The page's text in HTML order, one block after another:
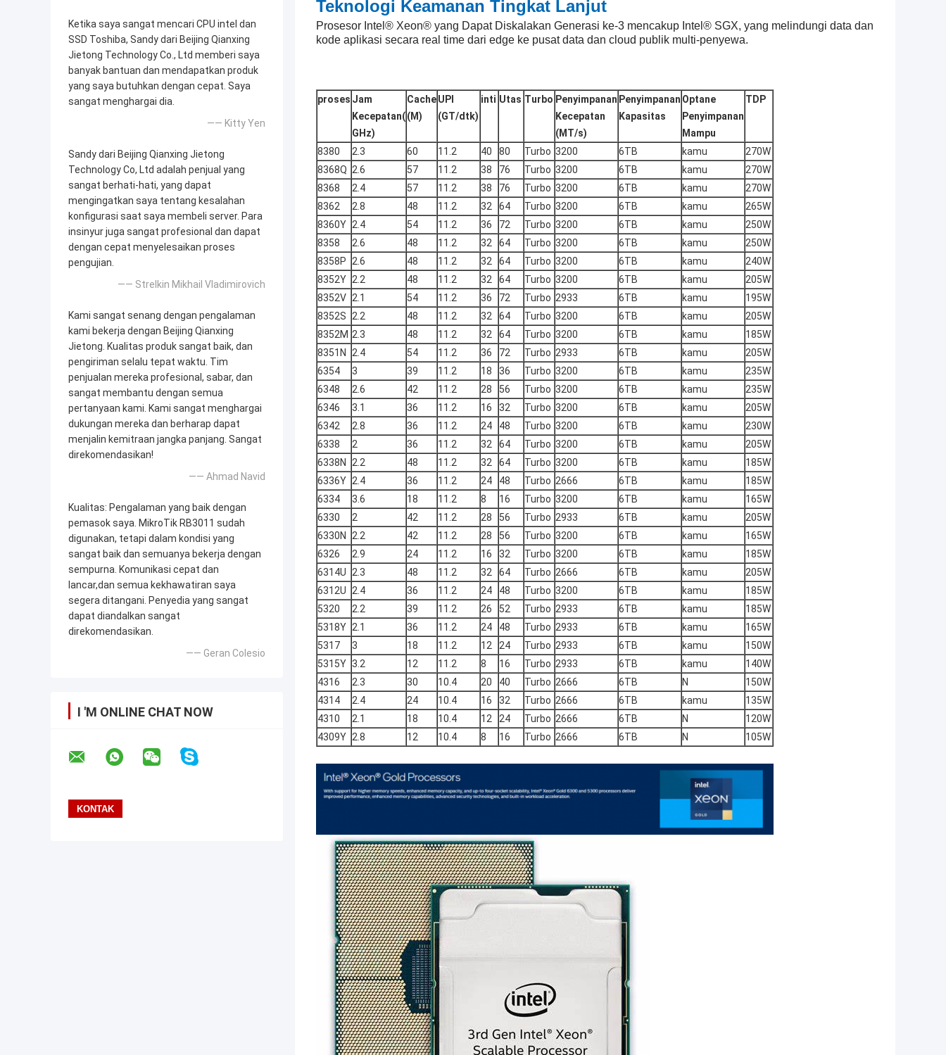
Ketika saya sangat mencari CPU intel dan
SSD Toshiba, Sandy dari Beijing Qianxing
Jietong Technology Co., Ltd memberi saya
banyak bantuan dan mendapatkan produk
yang saya butuhkan dengan cepat. Saya
sangat menghargai dia.
—— Kitty Yen
Sandy dari Beijing Qianxing Jietong
Technology Co, Ltd adalah penjual yang
sangat berhati-hati, yang dapat
mengingatkan saya tentang kesalahan
konfigurasi saat saya membeli server. Para
insinyur juga sangat profesional dan dapat
dengan cepat menyelesaikan proses
pengujian.
—— Strelkin Mikhail Vladimirovich
Kami sangat senang dengan pengalaman
kami bekerja dengan Beijing Qianxing
Jietong. Kualitas produk sangat baik, dan
pengiriman selalu tepat waktu. Tim
penjualan mereka profesional, sabar, dan
sangat membantu dengan semua
pertanyaan kami. Kami sangat menghargai
dukungan mereka dan berharap dapat
menjalin kemitraan jangka panjang. Sangat
direkomendasikan!
—— Ahmad Navid
Kualitas: Pengalaman yang baik dengan
pemasok saya. MikroTik RB3011 sudah
digunakan, tetapi dalam kondisi yang
sangat baik dan semuanya bekerja dengan
sempurna. Komunikasi cepat dan
lancar,dan semua kekhawatiran saya
segera ditangani. Penyedia yang sangat
dapat diandalkan sangat
direkomendasikan.
—— Geran Colesio
I 'M ONLINE CHAT NOW
Teknologi Keamanan Tingkat Lanjut
Prosesor Intel® Xeon® yang Dapat Diskalakan Generasi ke-3 mencakup Intel® SGX, yang melindungi data dan
kode aplikasi secara real time dari edge ke pusat data dan cloud publik multi-penyewa.
proses Jam
Kecepatan(
GHz)
Cache
(M)
UPI
(GT/dtk)
inti Utas Turbo Penyimpanan
Kecepatan
(MT/s)
Penyimpanan
Kapasitas
Optane
Penyimpanan
Mampu
TDP
8380 2.3 60 11.2 40 80 Turbo 3200 6TB kamu
270W
8368Q 2.6 57 11.2 38 76 Turbo 3200 6TB kamu
270W
8368
2.4 57 11.2 38 76 Turbo 3200 6TB kamu
270W
8362
2.8 48 11.2 32 64 Turbo 3200 6TB kamu
265W
8360Y 2.4 54 11.2 36 72 Turbo 3200 6TB kamu
250W
8358
2.6 48 11.2 32 64 Turbo 3200 6TB kamu
250W
8358P 2.6 48 11.2 32 64 Turbo 3200 6TB kamu
240W
8352Y 2.2 48 11.2 32 64 Turbo 3200 6TB kamu
205W
8352V 2.1 54 11.2 36 72 Turbo 2933 6TB kamu
195W
8352S 2.2 48 11.2 32 64 Turbo 3200 6TB kamu
205W
8352M 2.3 48 11.2 32 64 Turbo 3200 6TB kamu
185W
8351N
2.4 54 11.2 36 72 Turbo 2933 6TB kamu
205W
6354
3 39 11.2 18 36 Turbo 3200 6TB kamu
235W
6348
2.6 42 11.2 28 56 Turbo 3200 6TB kamu
235W
6346
3.1 36 11.2 16 32 Turbo 3200 6TB kamu
205W
6342
2.8 36 11.2 24 48 Turbo 3200 6TB kamu
230W
6338
2 36 11.2 32 64 Turbo 3200 6TB kamu
205W
6338N
2.2 48 11.2 32 64 Turbo 3200 6TB kamu
185W
6336Y 2.4 36 11.2 24 48 Turbo 2666 6TB kamu
185W
6334
3.6 18 11.2 8 16 Turbo 3200 6TB kamu
165W
6330
2 42 11.2 28 56 Turbo 2933 6TB kamu
205W
6330N
2.2 42 11.2 28 56 Turbo 3200 6TB kamu
165W
6326
2.9 24 11.2 16 32 Turbo 3200 6TB kamu
185W
6314U 2.3 48 11.2 32 64 Turbo 2666 6TB kamu
205W
6312U 2.4 36 11.2 24 48 Turbo 3200 6TB kamu
185W
5320
2.2 39 11.2 26 52 Turbo 2933 6TB kamu
185W
5318Y 2.1 36 11.2 24 48 Turbo 2933 6TB kamu
165W
5317
3 18 11.2 12 24 Turbo 2933 6TB kamu
150W
5315Y 3.2 12 11.2 8 16 Turbo 2933 6TB kamu
140W
4316
2.3 30 10.4 20 40 Turbo 2666 6TB N
150W
4314
2.4 24 10.4 16 32 Turbo 2666 6TB kamu
135W
4310
2.1 18 10.4 12 24 Turbo 2666 6TB N
120W
4309Y 2.8 12 10.4 8 16 Turbo 2666 6TB N 105W